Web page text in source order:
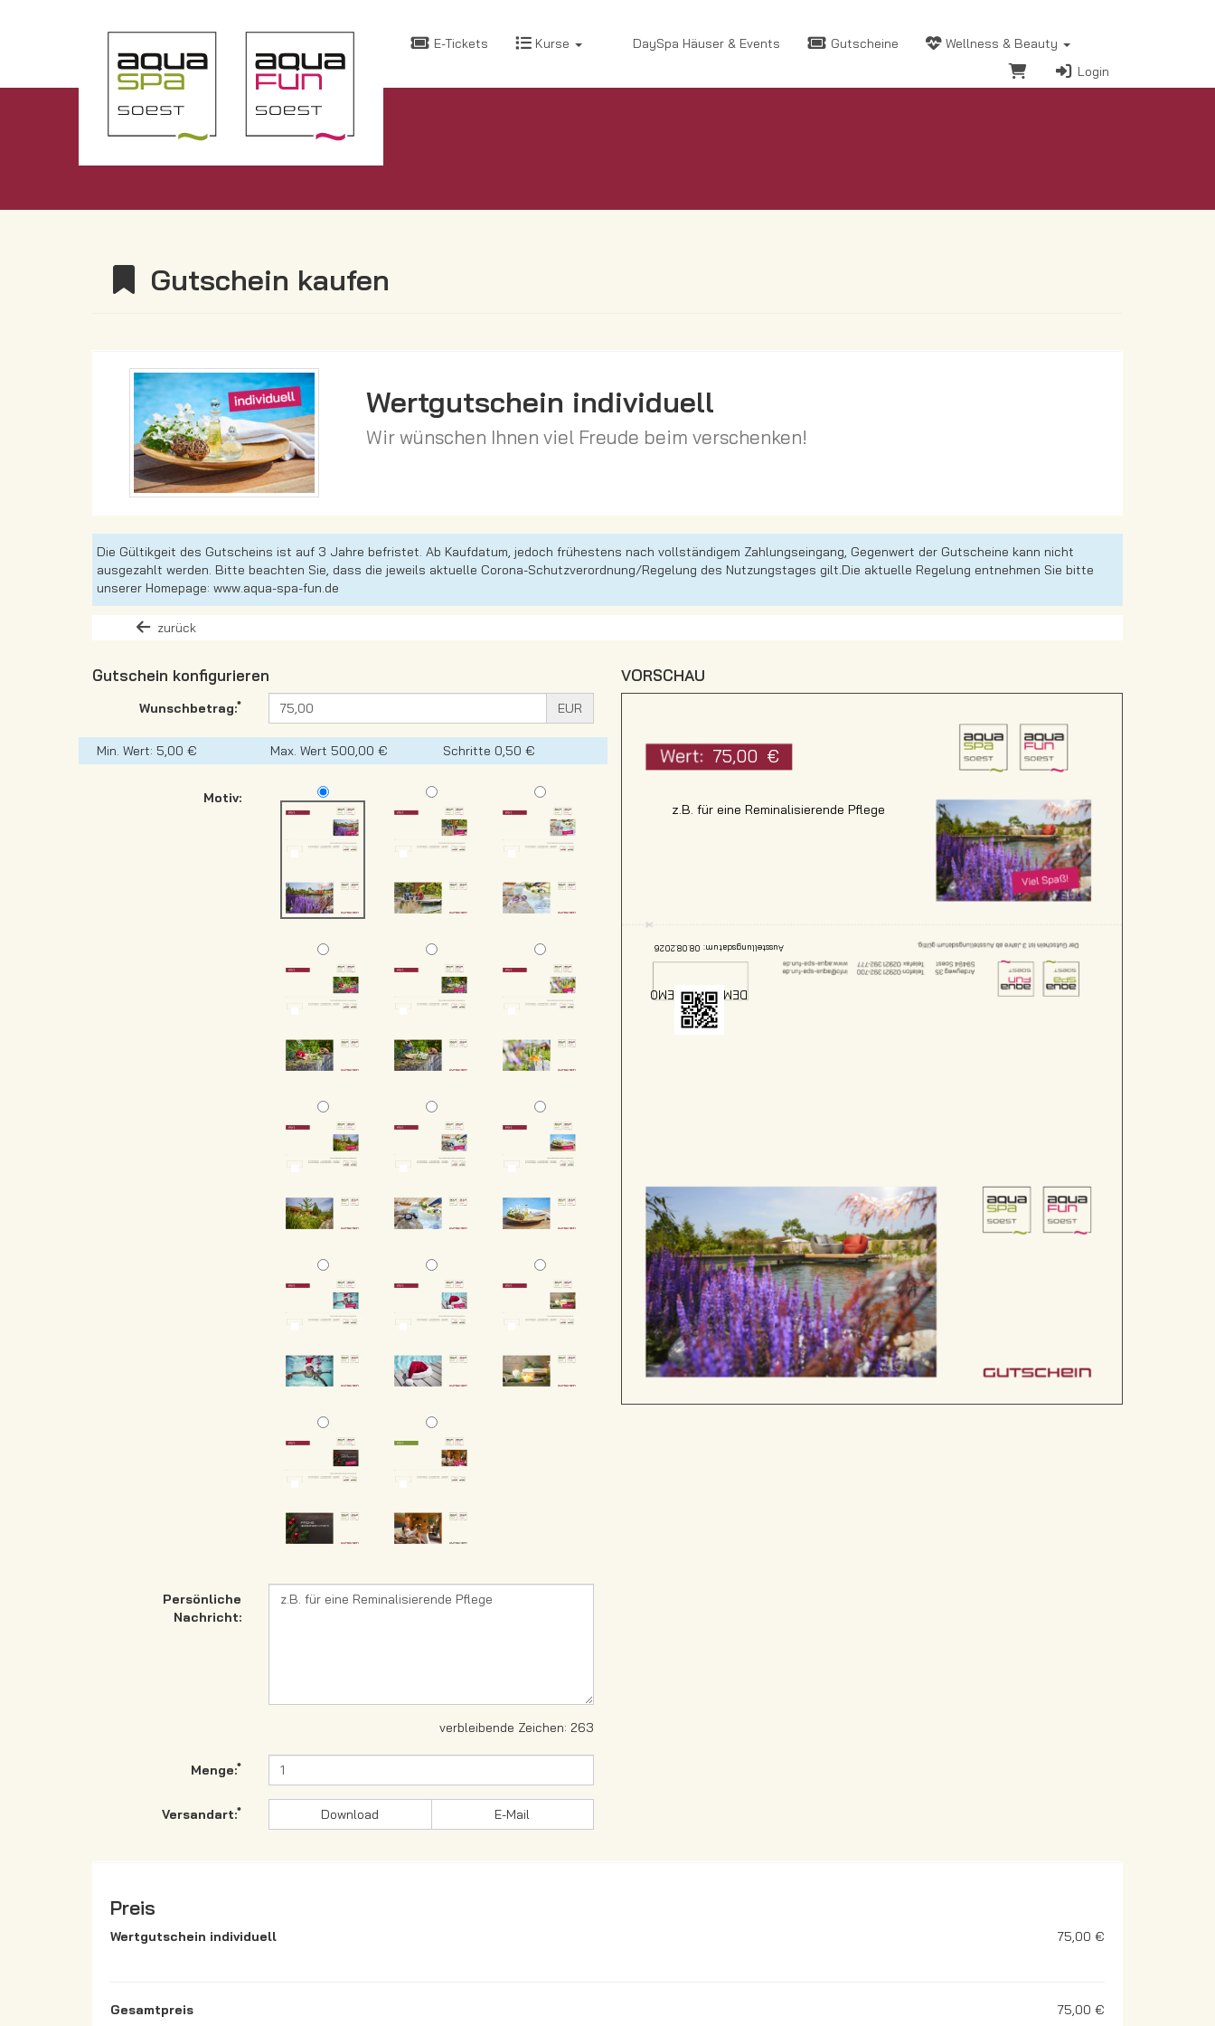
E-Tickets Kurse DaySpa Häuser & Events Gutscheine
Wellness & Beauty
Login
Gutschein kaufen
Wertgutschein individuell
Wir wünschen Ihnen viel Freude beim verschenken!
Die Gültikgeit des Gutscheins ist auf 3 Jahre befristet. Ab Kaufdatum, jedoch frühestens nach vollständigem Zahlungseingang, Gegenwert der Gutscheine kann nicht
ausgezahlt werden. Bitte beachten Sie, dass die jeweils aktuelle Corona-Schutzverordnung/Regelung des Nutzungstages gilt.Die aktuelle Regelung entnehmen Sie bitte
unserer Homepage: www.aqua-spa-fun.de
zurück
Gutschein konfigurieren
Wunschbetrag:* EUR
Min. Wert: 5,00 € Max. Wert 500,00 € Schritte 0,50 €
Motiv:
Persönliche
Nachricht:
verbleibende Zeichen: 263
Menge:*
Versandart:* Download E-Mail
VORSCHAU
z.B. für eine Reminalisierende Pflege
DEMODEMODEMO
75,00
08.08.2026
Preis
Wertgutschein individuell 75,00 €
Gesamtpreis 75,00 €